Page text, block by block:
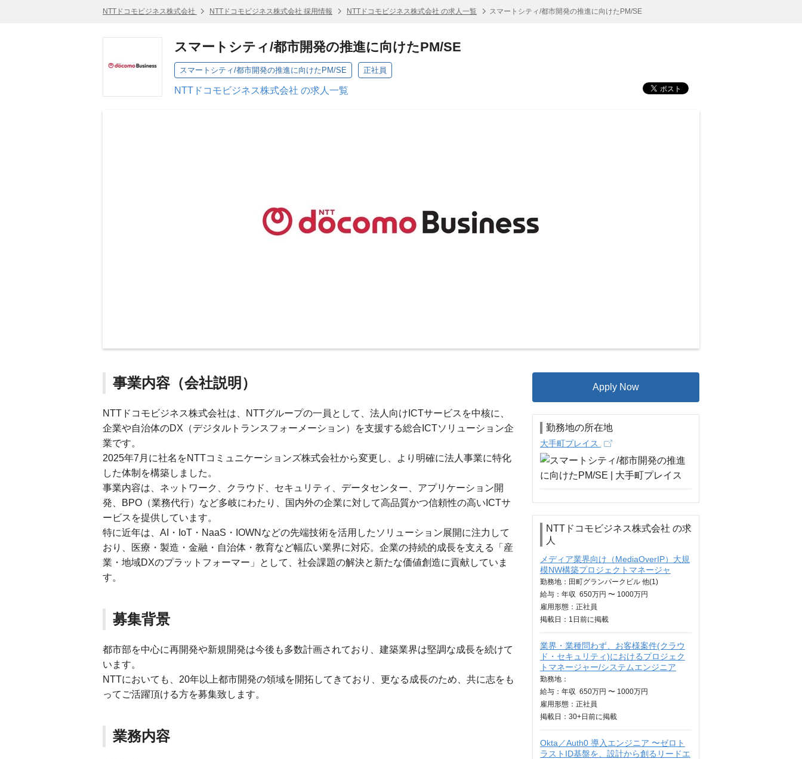
NTTドコモビジネス株式会社 NTTドコモビジネス株式会社 採用情報 NTTドコモビジネス株式会社 の求人一覧 スマートシティ/都市開発の推進に向けたPM/SE
スマートシティ/都市開発の推進に向けたPM/SE
スマートシティ/都市開発の推進に向けたPM/SE 正社員
NTTドコモビジネス株式会社 の求人一覧
事業内容（会社説明）
NTTドコモビジネス株式会社は、NTTグループの一員として、法人向けICTサービスを中核に、
企業や自治体のDX（デジタルトランスフォーメーション）を支援する総合ICTソリューション企
業です。
2025年7月に社名をNTTコミュニケーションズ株式会社から変更し、より明確に法人事業に特化
した体制を構築しました。
事業内容は、ネットワーク、クラウド、セキュリティ、データセンター、アプリケーション開
発、BPO（業務代行）など多岐にわたり、国内外の企業に対して高品質かつ信頼性の高いICTサ
ービスを提供しています。
特に近年は、AI・IoT・NaaS・IOWNなどの先端技術を活用したソリューション展開に注力して
おり、医療・製造・金融・自治体・教育など幅広い業界に対応。企業の持続的成長を支える「産
業・地域DXのプラットフォーマー」として、社会課題の解決と新たな価値創造に貢献していま
す。
募集背景
都市部を中心に再開発や新規開発は今後も多数計画されており、建築業界は堅調な成長を続けて
います。
NTTにおいても、20年以上都市開発の領域を開拓してきており、更なる成長のため、共に志をも
ってご活躍頂ける方を募集致します。
業務内容
Apply Now
勤務地の所在地
大手町プレイス
NTTドコモビジネス株式会社 の求
人
メディア業界向け（MediaOverIP）大規
模NW構築プロジェクトマネージャ
勤務地：田町グランパークビル 他(1)
給与： 年収 650万円 〜 1000万円
雇用形態：正社員
掲載日： 1日 前に掲載
業界・業種問わず、お客様案件(クラウ
ド・セキュリティ)におけるプロジェク
トマネージャー/システムエンジニア
勤務地：
給与： 年収 650万円 〜 1000万円
雇用形態：正社員
掲載日： 30+日 前に掲載
Okta／Auth0 導入エンジニア 〜ゼロト
ラストID基盤を、設計から創るリードエ